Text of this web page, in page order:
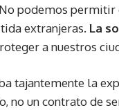
podemos
extranjeras. La
a nuestros
tajantemente la
no un contrato de